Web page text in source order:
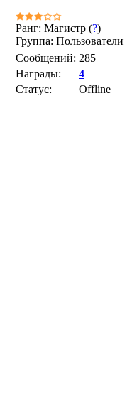
Ранг: Магистр (?)
Группа: Пользователи
Сообщений: 285
Награды:
4
Статус:
Offline